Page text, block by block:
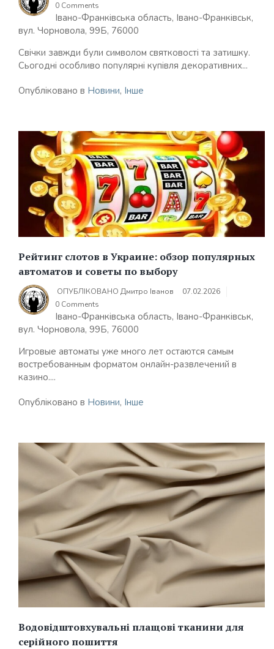
0 Comments
Івано-Франківська область, Івано-Франківськ,
вул. Чорновола, 99Б, 76000
Свічки завжди були символом святковості та затишку.
Сьогодні особливо популярні купівля декоративних...
Опубліковано в Новини, Інше
Рейтинг слотов в Украине: обзор популярных
автоматов и советы по выбору
ОПУБЛІКОВАНО Дмитро Іванов
07.02.2026
0 Comments
Івано-Франківська область, Івано-Франківськ,
вул. Чорновола, 99Б, 76000
Игровые автоматы уже много лет остаются самым
востребованным форматом онлайн-развлечений в
казино....
Опубліковано в Новини, Інше
Водовідштовхувальні плащові тканини для
серійного пошиття